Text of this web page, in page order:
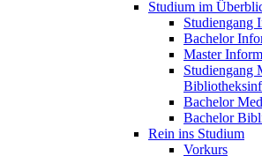
Studium im
Studiengang
Bachelor
Master
Studiengang
Bachelor
Bachelor
Rein ins Studium
Vorkurs